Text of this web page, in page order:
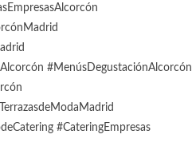
#MenúsDegustaciónAlcorcón
#CateringEmpresas